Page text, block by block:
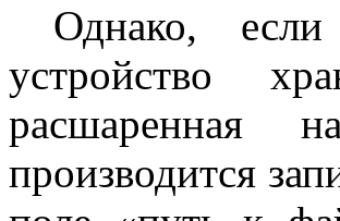
Однако, если
устройство
расшаренная
производится